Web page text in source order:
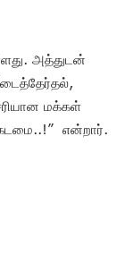
அத்துடன்
மக்கள்
கடமை..!” என்றார்.